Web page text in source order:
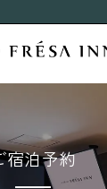
宿泊予約